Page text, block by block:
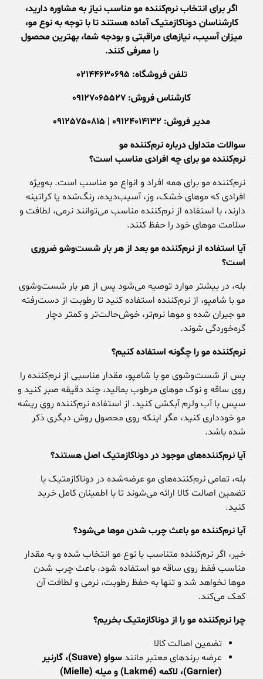
اگر برای انتخاب نرم‌کننده مو مناسب نیاز به مشاوره دارید،
کارشناسان دوناکازمتیک آماده هستند تا با توجه به نوع مو،
میزان آسیب، نیازهای مراقبتی و بودجه شما، بهترین محصول
را معرفی کنند.
تلفن فروشگاه: 02144630695
کارشناس فروش: 09127065527
مدیر فروش: 09124014132 | 09125750815
سوالات متداول درباره نرم‌کننده مو
نرم‌کننده مو برای چه افرادی مناسب است؟
نرم‌کننده مو برای همه افراد و انواع مو مناسب است. به‌ویژه
افرادی که موهای خشک، وز، آسیب‌دیده، رنگ‌شده یا کراتینه
دارند، با استفاده از نرم‌کننده مناسب می‌توانند نرمی، لطافت و
سلامت موهای خود را حفظ کنند.
آیا استفاده از نرم‌کننده مو بعد از هر بار شست‌وشو ضروری
است؟
بله، در بیشتر موارد توصیه می‌شود پس از هر بار شست‌وشوی
مو با شامپو، از نرم‌کننده استفاده کنید تا رطوبت از دست‌رفته
مو جبران شده و موها نرم‌تر، خوش‌حالت‌تر و کمتر دچار
گره‌خوردگی شوند.
نرم‌کننده مو را چگونه استفاده کنیم؟
پس از شست‌وشوی مو با شامپو، مقدار مناسبی از نرم‌کننده را
روی ساقه و نوک موهای مرطوب بمالید، چند دقیقه صبر کنید و
سپس با آب ولرم آبکشی کنید. از استفاده نرم‌کننده روی ریشه
مو خودداری کنید، مگر اینکه روی محصول روش دیگری ذکر
شده باشد.
آیا نرم‌کننده‌های موجود در دوناکازمتیک اصل هستند؟
بله، تمامی نرم‌کننده‌های مو عرضه‌شده در دوناکازمتیک با
تضمین اصالت کالا ارائه می‌شوند تا با اطمینان کامل خرید
کنید.
آیا نرم‌کننده مو باعث چرب شدن موها می‌شود؟
خیر، اگر نرم‌کننده متناسب با نوع مو انتخاب شده و به مقدار
مناسب فقط روی ساقه مو استفاده شود، باعث چرب شدن
موها نخواهد شد و تنها به حفظ رطوبت، نرمی و لطافت آن
کمک می‌کند.
چرا نرم‌کننده مو را از دوناکازمتیک بخریم؟
تضمین اصالت کالا
عرضه برندهای معتبر مانند سواو (Suave)
، گارنیر
(Garnier)
، لاکمه (Lakmé) و میله (Mielle)